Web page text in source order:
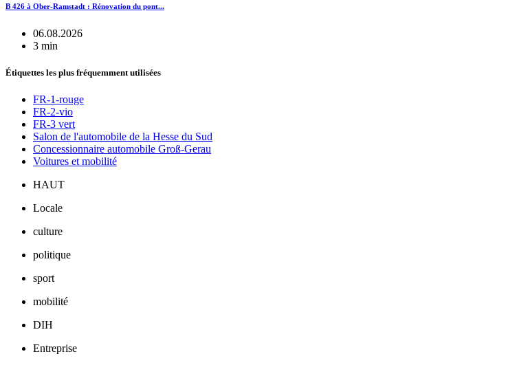
B 426 à Ober-Ramstadt : Rénovation du pont...
06.08.2026
3 min
Étiquettes les plus fréquemment utilisées
FR-1-rouge
FR-2-vio
FR-3 vert
Salon de l'automobile de la Hesse du Sud
Concessionnaire automobile Groß-Gerau
Voitures et mobilité
HAUT
Locale
culture
politique
sport
mobilité
DIH
Entreprise